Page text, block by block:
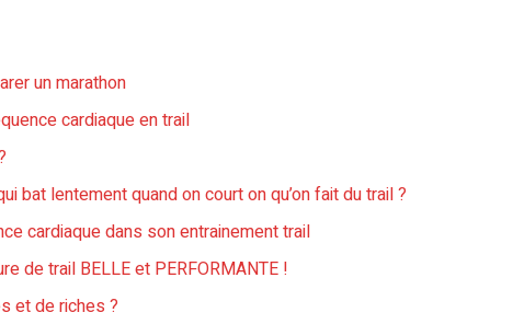
un marathon
cardiaque en trail
bat lentement quand on court on qu’on fait du trail ?
cardiaque dans son entrainement trail
de trail BELLE et PERFORMANTE !
et de riches ?